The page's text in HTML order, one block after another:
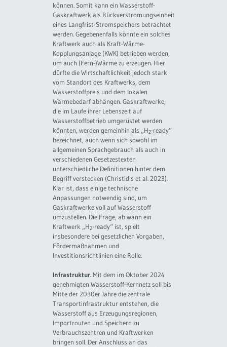
können. Somit kann ein Wasserstoff-
Gaskraftwerk als Rückverstromungseinheit
eines Langfrist-Stromspeichers betrachtet
werden. Gegebenenfalls könnte ein solches
Kraftwerk auch als Kraft-Wärme-
Kopplungsanlage (KWK) betrieben werden,
um auch (Fern-)Wärme zu erzeugen. Hier
dürfte die Wirtschaftlichkeit jedoch stark
vom Standort des Kraftwerks, dem
Wasserstoffpreis und dem lokalen
Wärmebedarf abhängen. Gaskraftwerke,
die im Laufe ihrer Lebenszeit auf
Wasserstoffbetrieb umgerüstet werden
könnten, werden gemeinhin als „H2-ready“
bezeichnet, auch wenn sich sowohl im
allgemeinen Sprachgebrauch als auch in
verschiedenen Gesetzestexten
unterschiedliche Definitionen hinter dem
Begriff verstecken (Christidis et al. 2023).
Klar ist, dass einige technische
Anpassungen notwendig sind, um
Gaskraftwerke voll auf Wasserstoff
umzustellen. Die Frage, ab wann ein
Kraftwerk „H2-ready“ ist, spielt
insbesondere bei gesetzlichen Vorgaben,
Fördermaßnahmen und
Investitionsrichtlinien eine Rolle.
Infrastruktur.Mit dem im Oktober 2024
genehmigten Wasserstoff-Kernnetz soll bis
Mitte der 2030er Jahre die zentrale
Transportinfrastruktur entstehen, die
Wasserstoff aus Erzeugungsregionen,
Importrouten und Speichern zu
Verbrauchszentren und Kraftwerken
bringen soll. Der Anschluss an das